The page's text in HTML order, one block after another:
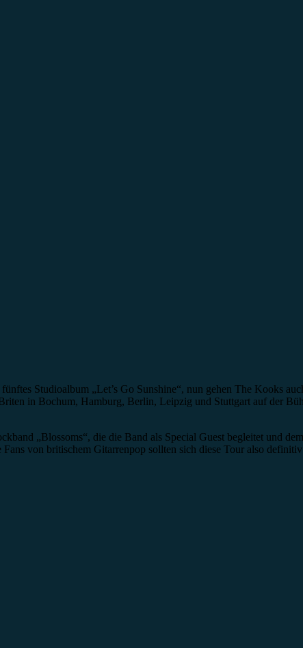
Studioalbum „Let’s Go Sunshine“, nun gehen The Kooks
in Bochum, Hamburg, Berlin, Leipzig und Stuttgart auf der
„Blossoms“, die die Band als Special Guest begleitet und
von britischem Gitarrenpop sollten sich diese Tour also